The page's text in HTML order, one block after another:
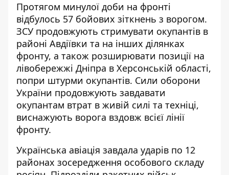
Протягом минулої доби на фронті
відбулось 57 бойових зіткнень з ворогом.
ЗСУ продовжують стримувати окупантів в
районі Авдіївки та на інших ділянках
фронту, а також розширювати позиції на
лівобережжі Дніпра в Херсонській області,
попри штурми окупантів. Сили оборони
України продовжують завдавати
окупантам втрат в живій силі та техніці,
виснажують ворога вздовж всієї лінії
фронту.
Українська авіація завдала ударів по 12
районах зосередження особового складу